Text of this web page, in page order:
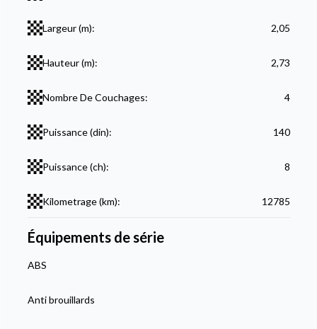
Largeur (m): 2,05
Hauteur (m): 2,73
Nombre De Couchages: 4
Puissance (din): 140
Puissance (ch): 8
Kilometrage (km): 12785
Équipements de série
ABS
Anti brouillards